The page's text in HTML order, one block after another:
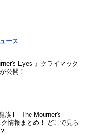
ース
Eyes-』クライマック
公開！
族Ⅱ -The Mourner's
情報まとめ！ どこで見ら